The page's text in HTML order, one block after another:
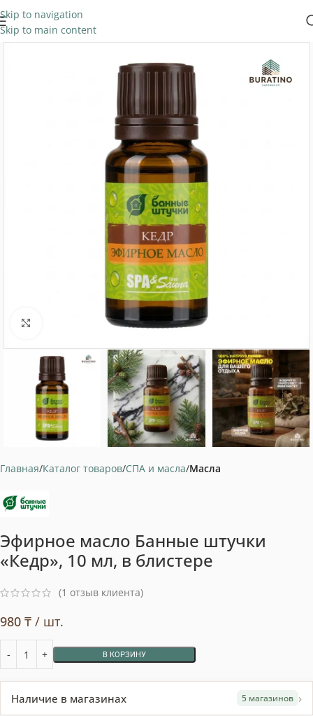
Skip to navigation
Skip to main content
Нажмите, чтобы увеличить
Главная Каталог товаров СПА и масла Масла
Эфирное масло Банные штучки
«Кедр», 10 мл, в блистере
(1 отзыв клиента)
980 ₸ / шт.
В КОРЗИНУ
Наличие в магазинах 5 магазинов ›